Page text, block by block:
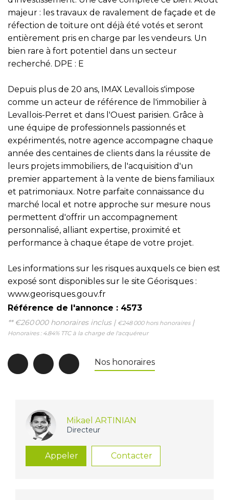
majeur : les travaux de ravalement de façade et de
réfection de toiture ont déjà été votés et seront
entièrement pris en charge par les vendeurs. Un
bien rare à fort potentiel dans un secteur
recherché. DPE : E
Depuis plus de 20 ans, IMAX Levallois s'impose
comme un acteur de référence de l'immobilier à
Levallois-Perret et dans l'Ouest parisien. Grâce à
une équipe de professionnels passionnés et
expérimentés, notre agence accompagne chaque
année des centaines de clients dans la réussite de
leurs projets immobiliers, de l'acquisition d'un
premier appartement à la vente de biens familiaux
et patrimoniaux. Notre parfaite connaissance du
marché local et notre approche sur mesure nous
permettent d'offrir un accompagnement
personnalisé, alliant expertise, proximité et
performance à chaque étape de votre projet.
Les informations sur les risques auxquels ce bien est
exposé sont disponibles sur le site Géorisques :
www.georisques.gouv.fr
Référence de l'annonce : 4573
** €260 000 honoraires inclus | €248 000 hors honoraires|
Honoraires : 4.84% TTC à la charge de l'acquéreur
Nos honoraires
Mikael ARTINIAN
Directeur
Appeler Contacter